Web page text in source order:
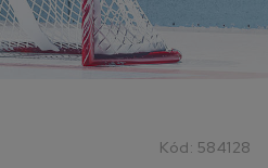
Kód: 584128